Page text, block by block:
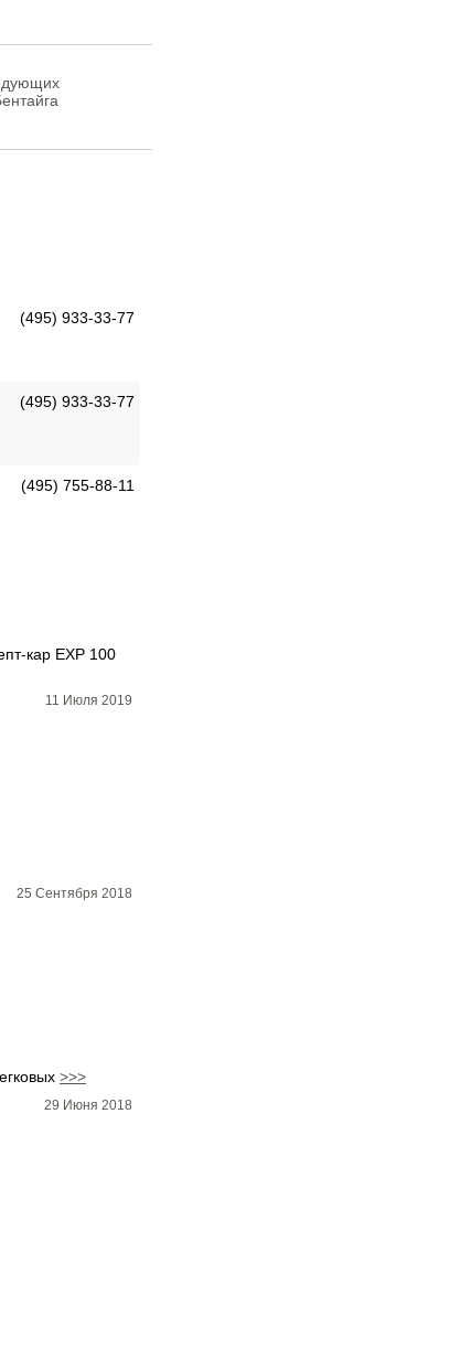
(495) 933-33-77
(495) 933-33-77
(495) 755-88-11
кар EXP 100
11 Июля 2019
25 Сентября 2018
>>>
29 Июня 2018